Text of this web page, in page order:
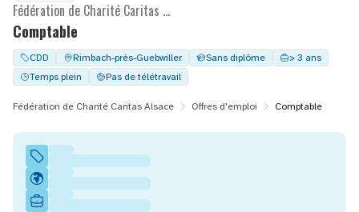
Comptable
Fédération de Charité Caritas Alsace
CDD Rimbach-près-Guebwiller Sans diplôme
> 3 ans
Temps plein
Pas de télétravail
Fédération de Charité Caritas Alsace Offres d'emploi Comptable